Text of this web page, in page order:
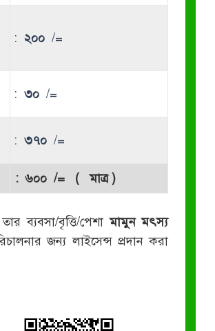
: ২০০/=
: ৩০/=
: ৩৭০/=
:৬০০/= ( মাত্র )
তার ব্যবসা/বৃত্তি/পেশামামুন মৎস্য
জন্য লাইসেন্স প্রদান করা